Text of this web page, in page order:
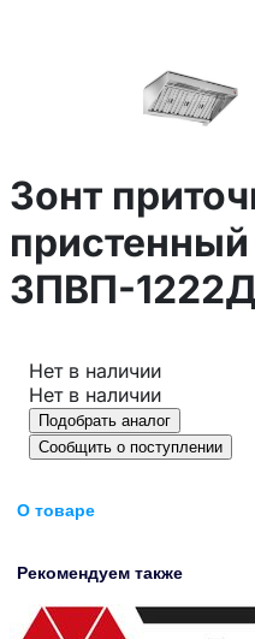
Зонт
ЗПВП-
Нет в наличии
Нет в наличии
Подобрать аналог
Сообщить о поступлении
О товаре
Рекомендуем также